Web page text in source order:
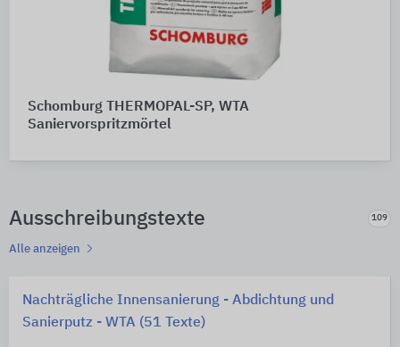
Schomburg THERMOPAL-SP, WTA
Saniervorspritzmörtel
Ausschreibungstexte 109
Alle anzeigen
Nachträgliche Innensanierung - Abdichtung und
Sanierputz - WTA (51 Texte)